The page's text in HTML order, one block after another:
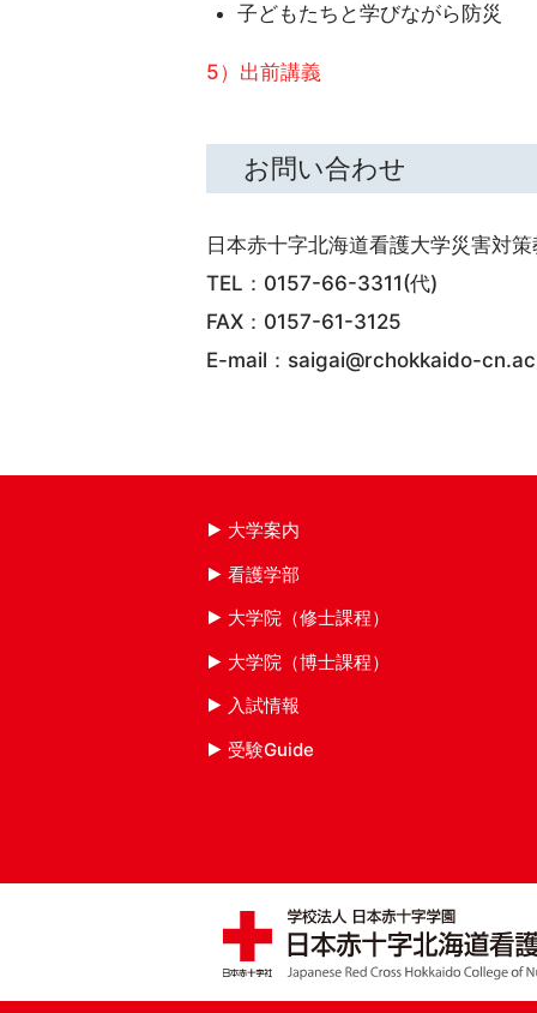
子どもたちと学びながら防災
5）出前講義
お問い合わせ
日本赤十字北海道看護大学災害対
TEL：0157-66-3311(代)
FAX：0157-61-3125
E-mail：saigai@rchokkaido-
大学案内
看護学部
大学院（修士課程）
大学院（博士課程）
入試情報
受験Guide